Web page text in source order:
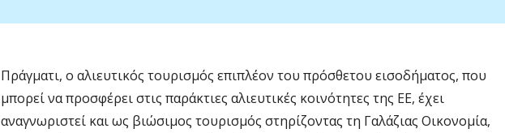
Πράγματι, ο αλιευτικός τουρισμός επιπλέον του πρόσθετου εισοδήματος, που
μπορεί να προσφέρει στις παράκτιες αλιευτικές κοινότητες της ΕΕ, έχει
αναγνωριστεί και ως βιώσιμος τουρισμός στηρίζοντας τη Γαλάζιας Οικονομία,